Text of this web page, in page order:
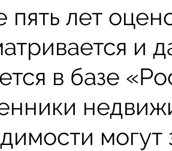
лет
и
в базе
могут